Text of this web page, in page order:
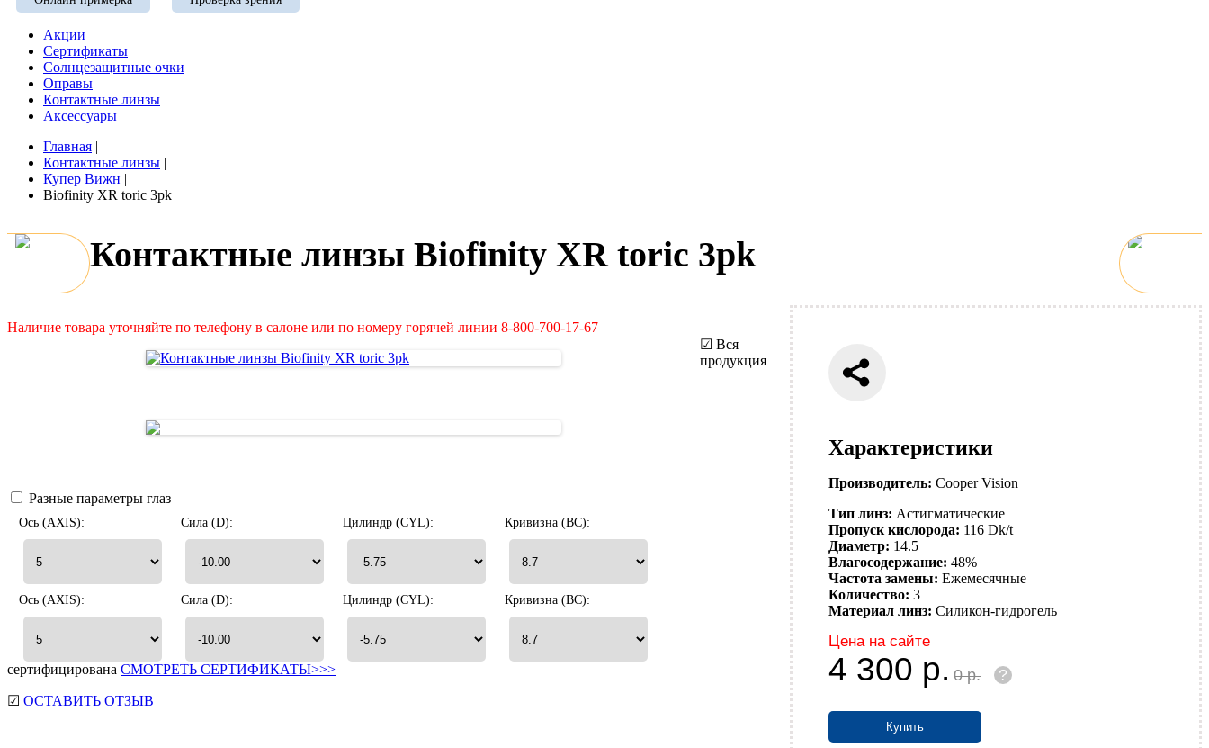
Акции
Сертификаты
Солнцезащитные очки
Оправы
Контактные линзы
Аксессуары
Главная |
Контактные линзы |
Купер Вижн |
Biofinity XR toric 3pk
Контактные линзы Biofinity XR toric 3pk
Наличие товара уточняйте по телефону в салоне или по номеру горячей линии 8-800-700-17-67
Разные параметры глаз
Ось (AXIS): Сила (D): Цилиндр (CYL): Кривизна (BC):
Ось (AXIS): Сила (D): Цилиндр (CYL): Кривизна (BC):
Характеристики
Производитель: Cooper Vision
Тип линз: Астигматические
Пропуск кислорода: 116 Dk/t
Диаметр: 14.5
Влагосодержание: 48%
Частота замены: Ежемесячные
Количество: 3
Материал линз: Силикон-гидрогель
Цена на сайте
4 300 р. 0р. ?
Купить
☑ Вся
продукция
сертифицирована СМОТРЕТЬ СЕРТИФИКАТЫ>>>
☑ ОСТАВИТЬ ОТЗЫВ